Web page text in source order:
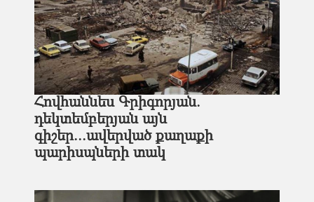
Հովհաննես Գրիգորյան.
դեկտեմբերյան այն
գիշեր...ավերված քաղաքի
պարիսպների տակ